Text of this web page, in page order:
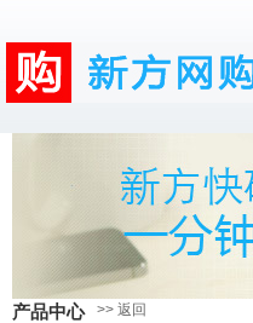
产品中心 >> 返回